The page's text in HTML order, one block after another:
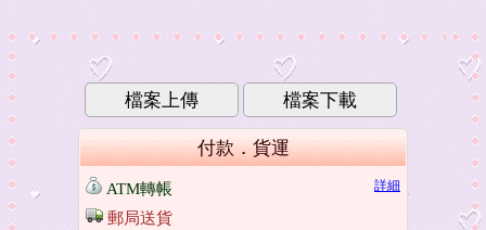
檔案上傳 檔案下載
付款．貨運
詳細
ATM轉帳
郵局送貨